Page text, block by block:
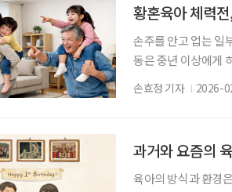
황혼육아 체력
손주를 안고 업는 일
동은 중년 이상에게
등 근골격계 질환으
야 한다’는 책임감
손효정 기자 2026-
과거와 요즘의
육아의 방식과 환경